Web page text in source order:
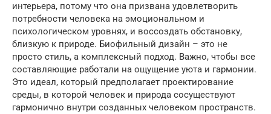
интерьера, потому что она призвана удовлетворить
потребности человека на эмоциональном и
психологическом уровнях, и воссоздать обстановку,
близкую к природе. Биофильный дизайн – это не
просто стиль, а комплексный подход. Важно, чтобы все
составляющие работали на ощущение уюта и гармонии.
Это идеал, который предполагает проектирование
среды, в которой человек и природа сосуществуют
гармонично внутри созданных человеком пространств.